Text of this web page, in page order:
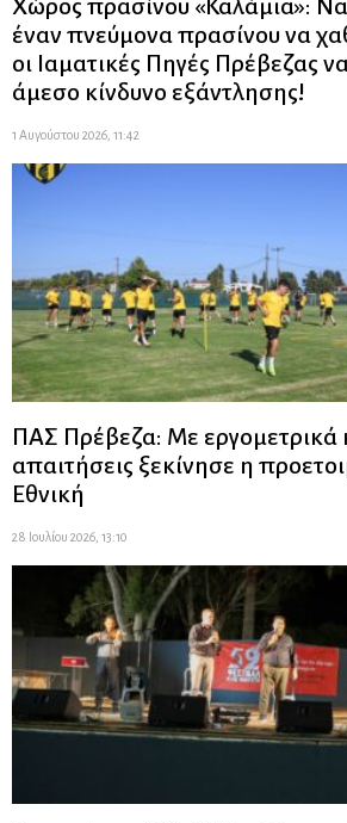
Χώρος πρασίνου «Καλάμια»:
έναν πνεύμονα πρασίνου να
οι Ιαματικές Πηγές Πρέβεζας
άμεσο κίνδυνο εξάντλησης!
1 Αυγούστου 2026, 11:42
ΠΑΣ Πρέβεζα: Με εργομετρικά
απαιτήσεις ξεκίνησε η
Εθνική
28 Ιουλίου 2026, 13:10